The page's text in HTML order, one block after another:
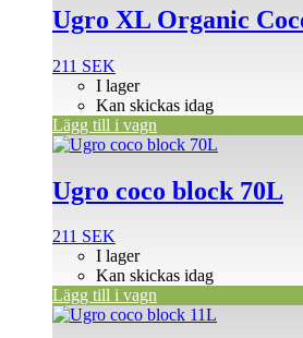
Ugro XL Organic
211 SEK
I lager
Kan skickas idag
Lägg till i vagn
Ugro coco block 70L
211 SEK
I lager
Kan skickas idag
Lägg till i vagn